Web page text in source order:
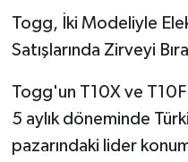
Togg, İki Modeliyle
Satışlarında Zirveyi
Togg'un T10X ve T10F
5 aylık döneminde
pazarındaki lider